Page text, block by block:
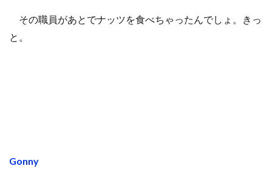
その職員があとでナッツを食べちゃったんでしょ。きっ
と。
Gonny